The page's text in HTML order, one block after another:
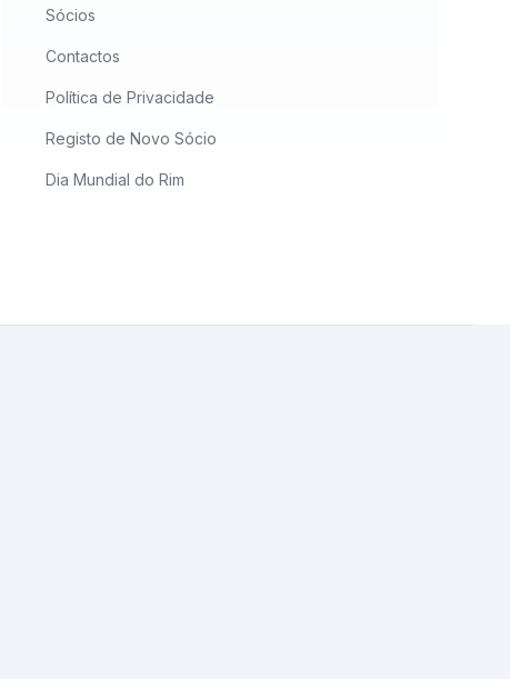
Sócios
Contactos
Política de Privacidade
Registo de Novo Sócio
Dia Mundial do Rim